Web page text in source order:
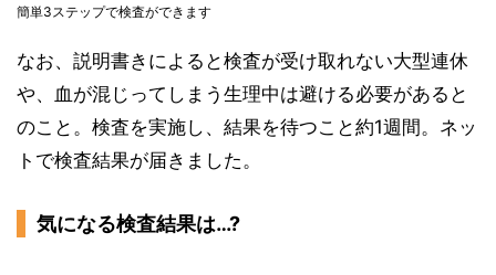
簡単3ステップで検査ができます
なお、説明書きによると検査が受け取れない大型連休
や、血が混じってしまう生理中は避ける必要があると
のこと。検査を実施し、結果を待つこと約1週間。ネッ
トで検査結果が届きました。
気になる検査結果は…?